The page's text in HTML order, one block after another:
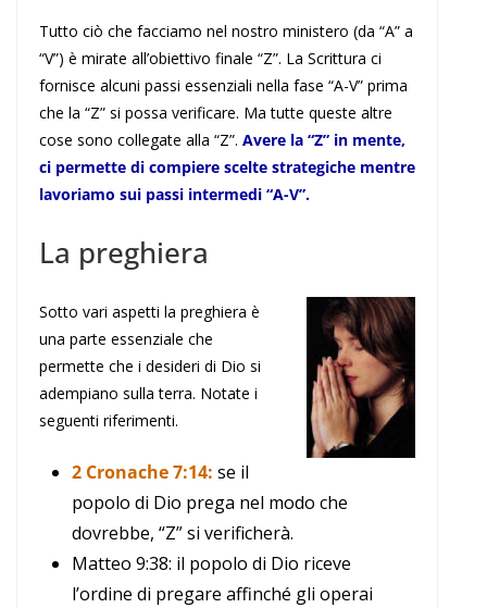
Tutto ciò che facciamo nel nostro ministero (da “A” a
“V”) è mirate all’obiettivo finale “Z”. La Scrittura ci
fornisce alcuni passi essenziali nella fase “A-V” prima
che la “Z” si possa verificare. Ma tutte queste altre
cose sono collegate alla “Z”. Avere la “Z” in mente,
ci permette di compiere scelte strategiche mentre
lavoriamo sui passi intermedi “A-V”.
La preghiera
Sotto vari aspetti la preghiera è
una parte essenziale che
permette che i desideri di Dio si
adempiano sulla terra. Notate i
seguenti riferimenti.
2 Cronache 7:14: se il
popolo di Dio prega nel modo che
dovrebbe, “Z” si verificherà.
Matteo 9:38: il popolo di Dio riceve
l’ordine di pregare affinché gli operai